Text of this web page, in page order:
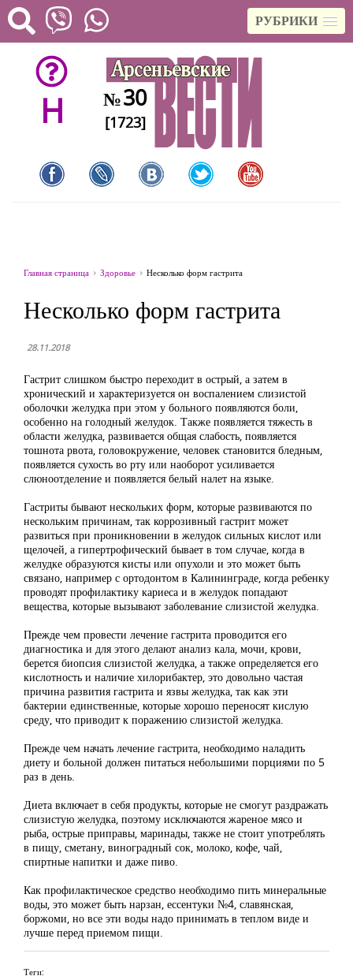
РУБРИКИ
H №30
[1723]
Главная страница Здоровье Несколько форм гастрита
Несколько форм гастрита
28.11.2018
Гастрит слишком быстро переходит в острый, а затем в
хронический и характеризуется он воспалением слизистой
оболочки желудка при этом у больного появляются боли,
особенно на голодный желудок. Также появляется тяжесть в
области желудка, развивается общая слабость, появляется
тошнота рвота, головокружение, человек становится бледным,
появляется сухость во рту или наоборот усиливается
слюноотделение и появляется белый налет на языке.
Гастриты бывают нескольких форм, которые развиваются по
нескольким причинам, так коррозивный гастрит может
развиться при проникновении в желудок сильных кислот или
щелочей, а гипертрофический бывает в том случае, когда в
желудке образуются кисты или опухоли и это может быть
связано, например с ортодонтом в Калининграде, когда ребенку
проводят профилактику кариеса и в желудок попадают
вещества, которые вызывают заболевание слизистой желудка.
Прежде чем провести лечение гастрита проводится его
диагностика и для этого делают анализ кала, мочи, крови,
берется биопсия слизистой желудка, а также определяется его
кислотность и наличие хилорибактер, это довольно частая
причина развития гастрита и язвы желудка, так как эти
бактерии единственные, которые хорошо переносят кислую
среду, что приводит к поражению слизистой желудка.
Прежде чем начать лечение гастрита, необходимо наладить
диету и больной должен питаться небольшими порциями по 5
раз в день.
Диета включает в себя продукты, которые не смогут раздражать
слизистую желудка, поэтому исключаются жареное мясо и
рыба, острые приправы, маринады, также не стоит употреблять
в пищу, сметану, виноградный сок, молоко, кофе, чай,
спиртные напитки и даже пиво.
Как профилактическое средство необходимо пить минеральные
воды, это может быть нарзан, ессентуки №4, славянская,
боржоми, но все эти воды надо принимать в теплом виде и
лучше перед приемом пищи.
Теги: